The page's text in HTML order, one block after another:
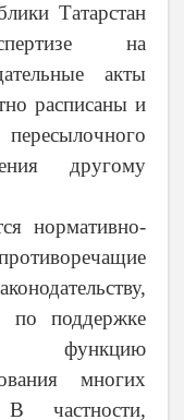
Татарстан
на
акты
расписаны и
другому
нормативно-
по поддержке
функцию
многих
частности,